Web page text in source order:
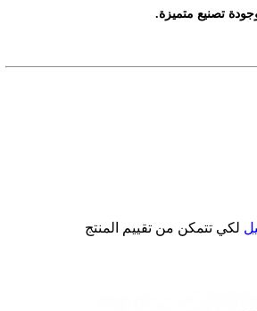
تصنيع متميزة.
لكي تتمكن من تقييم المنتج